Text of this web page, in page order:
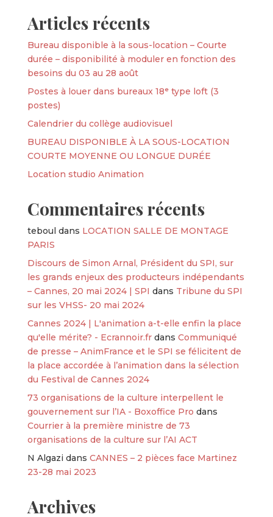
Articles récents
Bureau disponible à la sous-location – Courte
durée – disponibilité à moduler en fonction des
besoins du 03 au 28 août
Postes à louer dans bureaux 18ᵉ type loft (3
postes)
Calendrier du collège audiovisuel
BUREAU DISPONIBLE À LA SOUS-LOCATION
COURTE MOYENNE OU LONGUE DURÉE
Location studio Animation
Commentaires récents
teboul dans LOCATION SALLE DE MONTAGE
PARIS
Discours de Simon Arnal, Président du SPI, sur
les grands enjeux des producteurs indépendants
– Cannes, 20 mai 2024 | SPI dans Tribune du SPI
sur les VHSS- 20 mai 2024
Cannes 2024 | L'animation a-t-elle enfin la place
qu'elle mérite? - Ecrannoir.frdans Communiqué
de presse – AnimFrance et le SPI se félicitent de
la place accordée à l’animation dans la sélection
du Festival de Cannes 2024
73 organisations de la culture interpellent le
gouvernement sur l’IA - Boxoffice Pro dans
Courrier à la première ministre de 73
organisations de la culture sur l’AI ACT
N Algazi dans CANNES – 2 pièces face Martinez
23-28 mai 2023
Archives